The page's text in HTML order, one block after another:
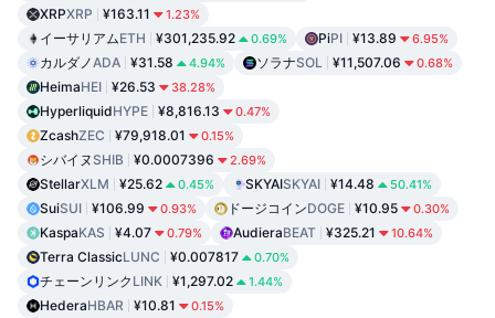
XRPXRP ¥163.11 1.23%
イーサリアムETH ¥301,235.92 0.69% PiPI ¥13.89 6.95%
カルダノADA ¥31.58 4.94% ソラナSOL ¥11,507.06 0.68%
HeimaHEI ¥26.53 38.28%
HyperliquidHYPE ¥8,816.13 0.47%
ZcashZEC ¥79,918.01 0.15%
シバイヌ SHIB ¥0.0007396 2.69%
StellarXLM ¥25.62 0.45% SKYAISKYAI ¥14.48 50.41%
SuiSUI ¥106.99 0.93% ドージコインDOGE ¥10.95 0.30%
KaspaKAS ¥4.07 0.79% AudieraBEAT ¥325.21 10.64%
Terra ClassicLUNC ¥0.007817 0.70%
チェーンリンク LINK ¥1,297.02 1.44%
HederaHBAR ¥10.81 0.15%